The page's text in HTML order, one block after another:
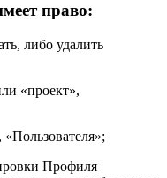
право:
либо удалить
«проект»,
Профиля